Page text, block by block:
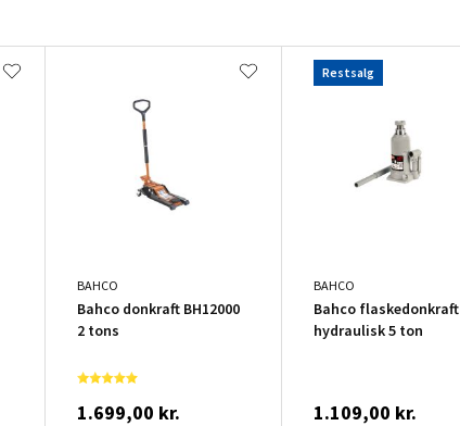
BAHCO
Bahco donkraft BH12000
2 tons
1.699,00 kr.
Restsalg
BAHCO
Bahco flaskedonkraft
hydraulisk 5 ton
1.109,00 kr.